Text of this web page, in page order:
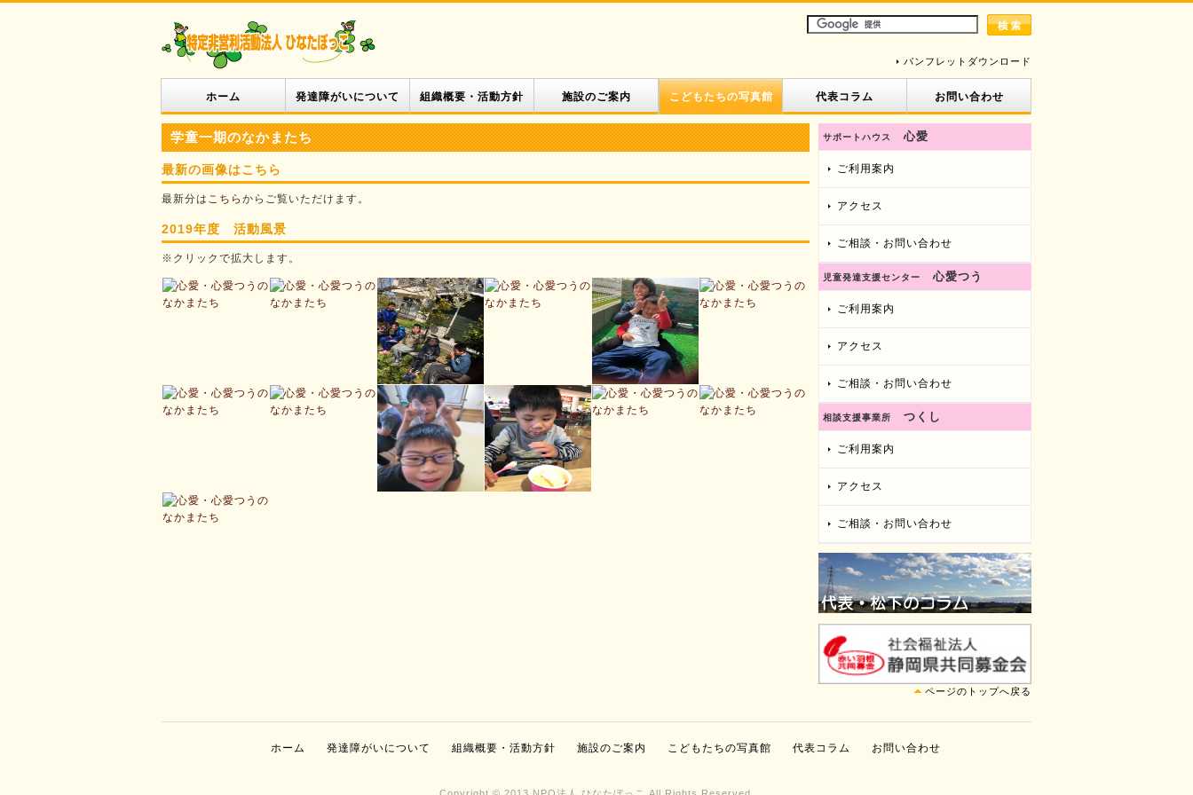
パンフレットダウンロード
ホーム 発達障がいについて 組織概要・活動方針 施設のご案内 こどもたちの写真館 代表コラム お問い合わせ
学童一期のなかまたち
最新の画像はこちら
最新分は こちら からご覧いただけます。
2019年度 活動風景
※クリックで拡大します。
サポートハウス 心愛
ご利用案内
アクセス
ご相談・お問い合わせ
児童発達支援センター 心愛つう
ご利用案内
アクセス
ご相談・お問い合わせ
相談支援事業所 つくし
ご利用案内
アクセス
ご相談・お問い合わせ
ページのトップへ戻る
ホーム 発達障がいについて 組織概要・活動方針 施設のご案内 こどもたちの写真館 代表コラム お問い合わせ